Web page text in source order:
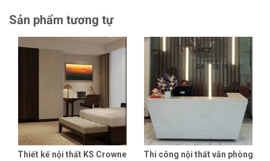
Sản phẩm tương tự
Thiết kế nội thất KS Crowne
Thi công nội thất văn phòng